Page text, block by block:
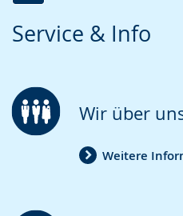
Service & Info
Leichten
wechseln.
Audio-
Video
Deutscher
Gebärdensprache
wird
Wir über
Weitere